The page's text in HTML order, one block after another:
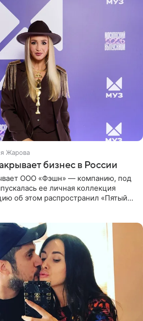
Жарова
бизнес в России
ООО «Фэшн» — компанию, под
ее личная коллекция
об этом распространил «Пятый